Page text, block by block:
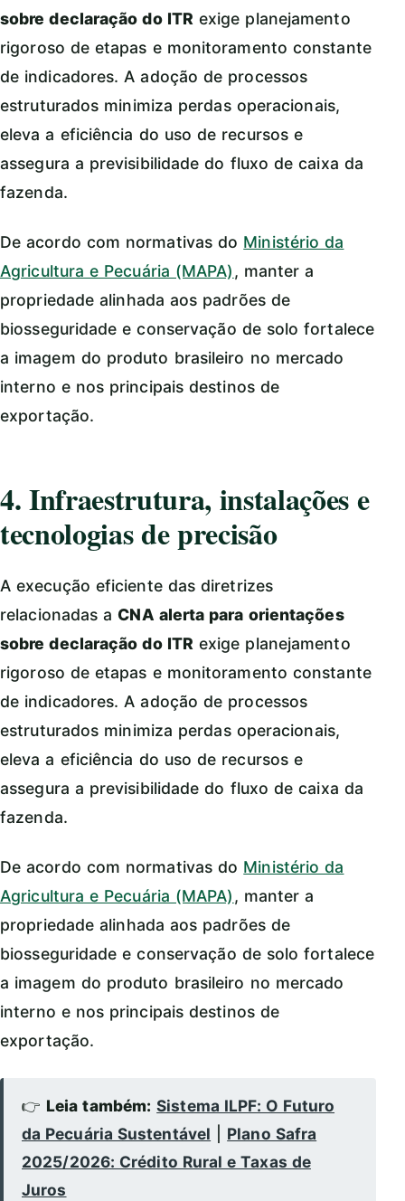
sobre declaração do ITR exige planejamento
rigoroso de etapas e monitoramento constante
de indicadores. A adoção de processos
estruturados minimiza perdas operacionais,
eleva a eficiência do uso de recursos e
assegura a previsibilidade do fluxo de caixa da
fazenda.
De acordo com normativas do Ministério da
Agricultura e Pecuária (MAPA), manter a
propriedade alinhada aos padrões de
biosseguridade e conservação de solo fortalece
a imagem do produto brasileiro no mercado
interno e nos principais destinos de
exportação.
4. Infraestrutura, instalações e
tecnologias de precisão
A execução eficiente das diretrizes
relacionadas aCNA alerta para orientações
sobre declaração do ITR exige planejamento
rigoroso de etapas e monitoramento constante
de indicadores. A adoção de processos
estruturados minimiza perdas operacionais,
eleva a eficiência do uso de recursos e
assegura a previsibilidade do fluxo de caixa da
fazenda.
De acordo com normativas do Ministério da
Agricultura e Pecuária (MAPA), manter a
propriedade alinhada aos padrões de
biosseguridade e conservação de solo fortalece
a imagem do produto brasileiro no mercado
interno e nos principais destinos de
exportação.
👉 Leia também: Sistema ILPF: O Futuro
da Pecuária Sustentável
Plano Safra
2025/2026: Crédito Rural e Taxas de
Juros